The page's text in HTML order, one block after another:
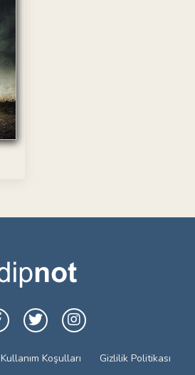
Kullanım Koşulları Gizlilik Politikası